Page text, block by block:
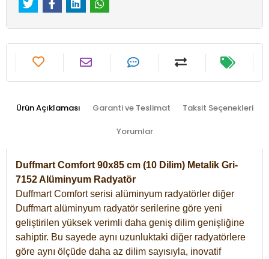
Ürün Açıklaması Garanti ve Teslimat Taksit Seçenekleri
Yorumlar
Duffmart Comfort 90x85 cm (10 Dilim) Metalik Gri-
7152 Alüminyum Radyatör
Duffmart Comfort serisi alüminyum radyatörler diğer
Duffmart alüminyum radyatör serilerine göre yeni
geliştirilen yüksek verimli daha geniş dilim genişliğine
sahiptir. Bu sayede aynı uzunluktaki diğer radyatörlere
göre aynı ölçüde daha az dilim sayısıyla, inovatif